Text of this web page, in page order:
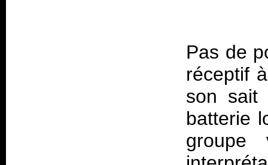
Pas de
réceptif
son sait
batterie
groupe